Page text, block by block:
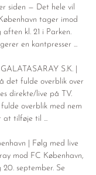
siden — Det hele vil
tager imod
kl. 21 i Parken.
en kantpresser ...
S.K. |
det fulde overblik over
direkte/live på TV.
overblik med nem
at tilføje til ...
| Følg med live
mod FC København,
20. september. Se